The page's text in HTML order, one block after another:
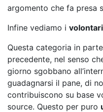
argomento che fa presa
Infine vediamo i volontari
Questa categoria in
precedente, nel senso
giorno sgobbano
guadagnarsi il pane, di
contribuiscono su base
source. Questo per puro